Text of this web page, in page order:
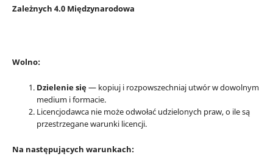
Zależnych 4.0 Międzynarodowa
Wolno:
Dzielenie się— kopiuj i rozpowszechniaj utwór w dowolnym
medium i formacie.
Licencjodawca nie może odwołać udzielonych praw, o ile są
przestrzegane warunki licencji.
Na następujących warunkach: